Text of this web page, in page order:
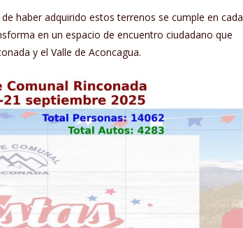
haber adquirido estos terrenos se cumple en cada
en un espacio de encuentro ciudadano que
y el Valle de Aconcagua.